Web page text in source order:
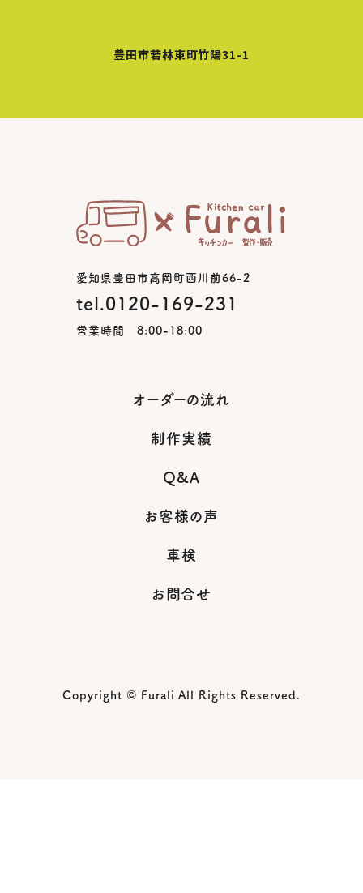
豊田市若林東町竹陽31-1
愛知県豊田市高岡町西川前66-2
tel.0120-169-231
営業時間 8:00-18:00
オーダーの流れ
制作実績
Q&A
お客様の声
車検
お問合せ
Copyright © Furali All Rights Reserved.